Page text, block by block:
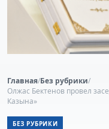
Главная/Без рубрики/
Олжас Бектенов провел
Казына»
БЕЗ РУБРИКИ